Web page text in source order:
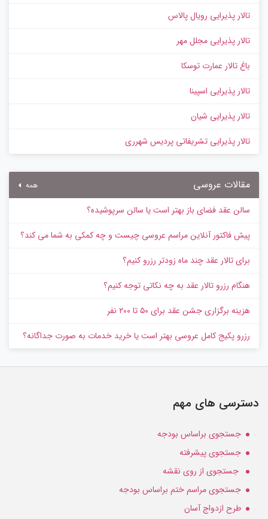
تالار پذیرایی رویال پالاس
تالار پذیرایی مجلل مهر
باغ تالار عمارت توسکا
تالار پذیرایی اسپینا
تالار پذیرایی شیان
تالار پذیرایی تشریفاتی پردیس شهرری
مقالات عروسی همه
سالن عقد فضای باز بهتر است یا سالن سرپوشیده؟
پیش‌ فاکتور آنلاین مراسم عروسی چیست و چه کمکی به شما می کند؟
برای تالار عقد چند ماه زودتر رزرو کنیم؟
هنگام رزرو تالار عقد به چه نکاتی توجه کنیم؟
هزینه برگزاری جشن عقد برای ۵۰ تا ۲۰۰ نفر
رزرو پکیج کامل عروسی بهتر است یا خرید خدمات به‌ صورت جداگانه؟
دسترسی های مهم
جستجوی براساس بودجه
جستجوی پیشرفته
جستجوی از روی نقشه
جستجوی مراسم ختم براساس بودجه
طرح ازدواج آسان